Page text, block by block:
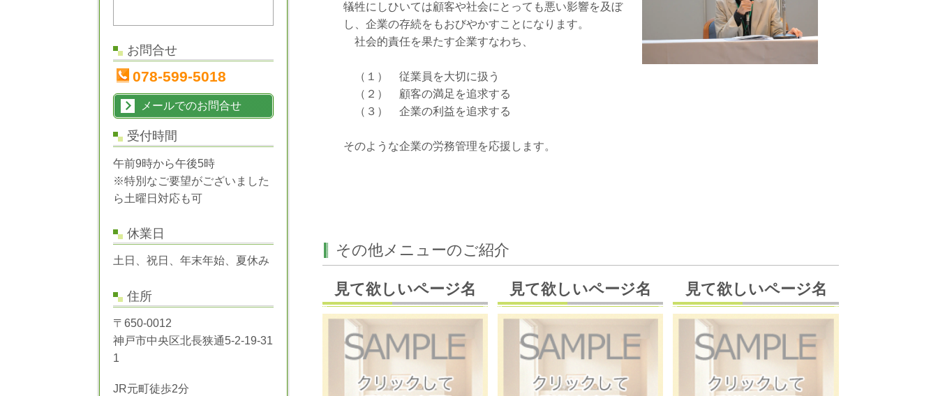
犠牲にしひいては顧客や社会にとっても悪い影響を及ぼ
し、企業の存続をもおびやかすことになります。
社会的責任を果たす企業すなわち、
（１） 従業員を大切に扱う
（２） 顧客の満足を追求する
（３） 企業の利益を追求する
そのような企業の労務管理を応援します。
その他メニューのご紹介
見て欲しいページ名 見て欲しいページ名 見て欲しいページ名
お問合せ
078-599-5018
メールでのお問合せ
受付時間
午前9時から午後5時
※特別なご要望がございました
ら土曜日対応も可
休業日
土日、祝日、年末年始、夏休み
住所
〒650-0012
神戸市中央区北長狭通5-2-19-31
1
JR元町徒歩2分